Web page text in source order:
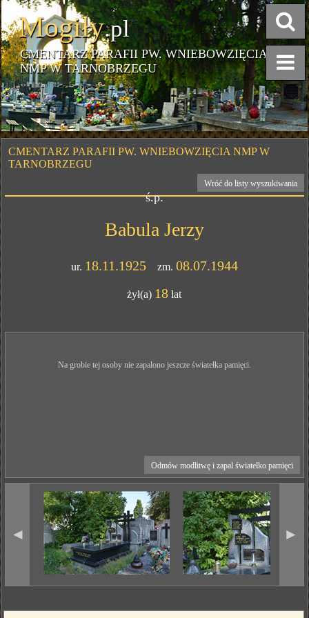
Mogiły.pl
CMENTARZ PARAFII PW. WNIEBOWZIĘCIA
NMP W TARNOBRZEGU
CMENTARZ PARAFII PW. WNIEBOWZIĘCIA NMP W
TARNOBRZEGU
Wróć do listy wyszukiwania
ś.p.
Babula Jerzy
ur. 18.11.1925zm. 08.07.1944
żył(a) 18 lat
Na grobie tej osoby nie zapalono jeszcze światełka pamięci.
Odmów modlitwę i zapal światełko pamięci
◄ ►